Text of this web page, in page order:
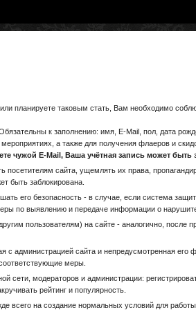
планируете таковым стать, Вам необходимо
к заполнению: имя, E-Mail, пол, дата
а также для получения флаеров и
чужой E-Mail, Ваша учётная запись может
сайта, ущемлять их права,
быть заблокирована.
его безопасность - в случае, если система
по выявлению и передаче информации о
пользователям) на сайте - аналогично, после
администрацией сайта и непредусмотренная
меры.
модераторов и администрации:
рейтинг и популярность.
всего на создание нормальных условий для